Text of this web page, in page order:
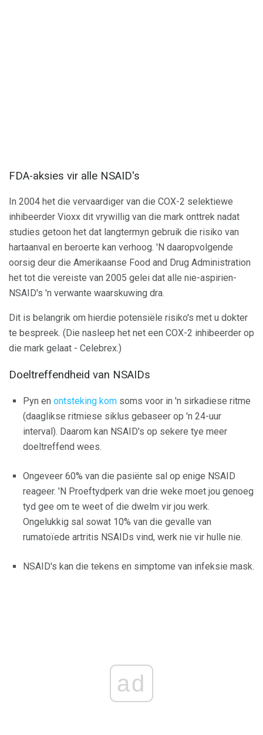
FDA-aksies vir alle NSAID's
In 2004 het die vervaardiger van die COX-2 selektiewe
inhibeerder Vioxx dit vrywillig van die mark onttrek nadat
studies getoon het dat langtermyn gebruik die risiko van
hartaanval en beroerte kan verhoog. 'N daaropvolgende
oorsig deur die Amerikaanse Food and Drug Administration
het tot die vereiste van 2005 gelei dat alle nie-aspirien-
NSAID's 'n verwante waarskuwing dra.
Dit is belangrik om hierdie potensiële risiko's met u dokter
te bespreek. (Die nasleep het net een COX-2 inhibeerder op
die mark gelaat - Celebrex.)
Doeltreffendheid van NSAIDs
Pyn en ontsteking kom soms voor in 'n sirkadiese ritme
(daaglikse ritmiese siklus gebaseer op 'n 24-uur
interval). Daarom kan NSAID's op sekere tye meer
doeltreffend wees.
Ongeveer 60% van die pasiënte sal op enige NSAID
reageer. 'N Proeftydperk van drie weke moet jou genoeg
tyd gee om te weet of die dwelm vir jou werk.
Ongelukkig sal sowat 10% van die gevalle van
rumatoïede artritis NSAIDs vind, werk nie vir hulle nie.
NSAID's kan die tekens en simptome van infeksie mask.
ad